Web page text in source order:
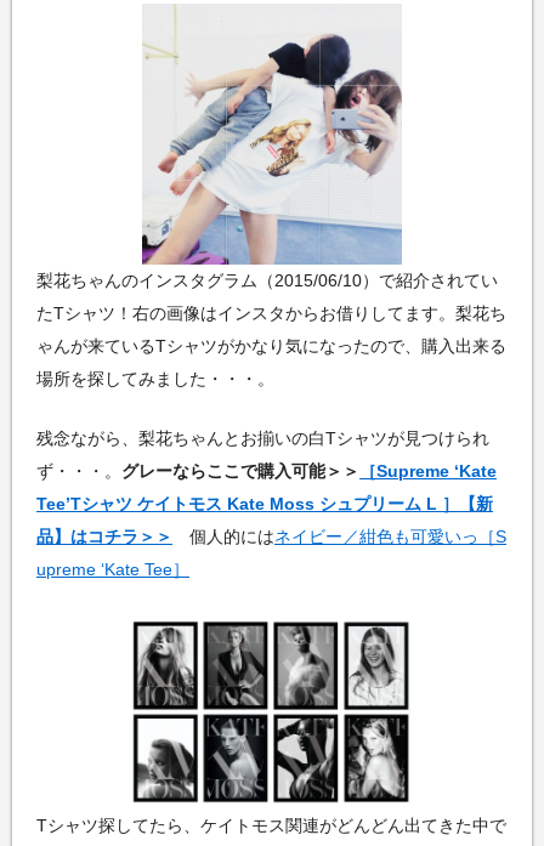
梨花ちゃんのインスタグラム（2015/06/10）で紹介されてい
たTシャツ！右の画像はインスタからお借りしてます。梨花ち
ゃんが来ているTシャツがかなり気になったので、購入出来る
場所を探してみました・・・。
残念ながら、梨花ちゃんとお揃いの白Tシャツが見つけられ
ず・・・。 グレーならここで購入可能＞＞
［Supreme ‘Kate
Tee’Tシャツ ケイトモス Kate Moss シュプリーム L ］【新
品】はコチラ＞＞
個人的にはネイビー／紺色も可愛いっ［S
upreme ‘Kate Tee］
Tシャツ探してたら、ケイトモス関連がどんどん出てきた中で